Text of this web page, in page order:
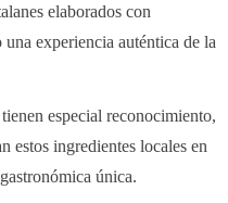
elaborados con
experiencia auténtica de la
especial reconocimiento,
estos ingredientes locales en
única.